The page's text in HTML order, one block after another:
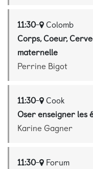
11:30- Colomb
Corps, Coeur,
maternelle
Perrine Bigot
11:30- Cook
Oser enseigner les
Karine Gagner
11:30- Forum